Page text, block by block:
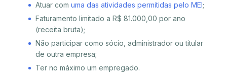
Atuar com uma das atividades permitidas pelo MEI;
Faturamento limitado a R$ 81.000,00 por ano
(receita bruta);
Não participar como sócio, administrador ou titular
de outra empresa;
Ter no máximo um empregado.